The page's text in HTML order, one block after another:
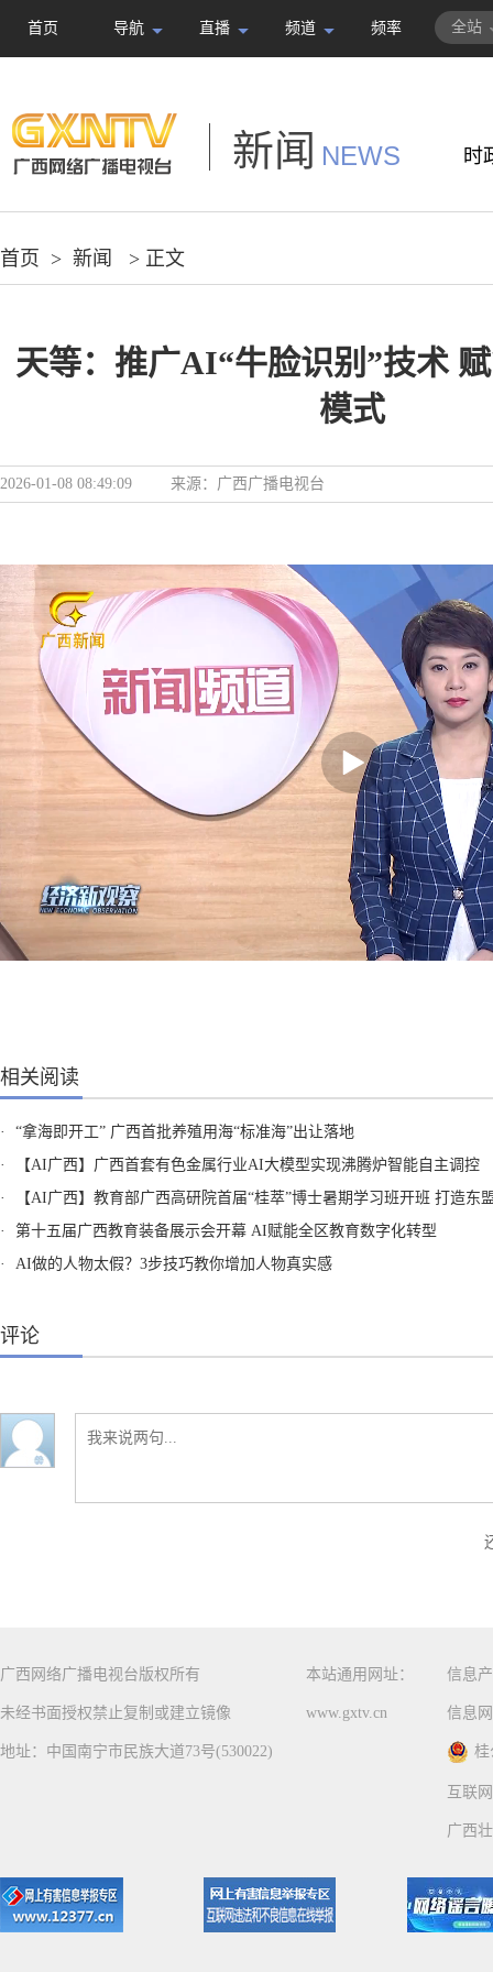
首页 导航 直播 频道 频率 全站
新闻 NEWS 时
首页 > 新闻 > 正文
天等：推广AI“牛脸识别”技术
模式
2026-01-08 08:49:09 来源： 广西广播电视台
相关阅读
·
“拿海即开工” 广西首批养殖用海“标准海”出让落地
·
【AI广西】广西首套有色金属行业AI大模型实现沸腾炉智能自主调控
·
【AI广西】教育部广西高研院首届“桂萃”博士暑期学习班开班 打造东盟AI复合型人才培养新
·
第十五届广西教育装备展示会开幕 AI赋能全区教育数字化转型
·
AI做的人物太假？3步技巧教你增加人物真实感
评论
广西网络广播电视台版权所有
未经书面授权禁止复制或建立镜像
地址：中国南宁市民族大道73号(530022)
本站通用网址：
www.gxtv.cn
信息
信息
桂
互联
广西